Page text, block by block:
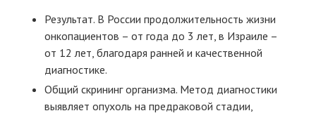
Результат. В России продолжительность жизни
онкопациентов – от года до 3 лет, в Израиле –
от 12 лет, благодаря ранней и качественной
диагностике.
Общий скрининг организма. Метод диагностики
выявляет опухоль на предраковой стадии,